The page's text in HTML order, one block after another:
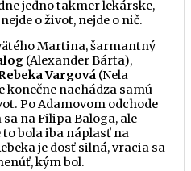
jedno takmer lekárske,
o život, nejde o nič.
Martina, šarmantný
(Alexander Bárta),
Vargová (Nela
konečne nachádza samú
Po Adamovom odchode
na Filipa Baloga, ale
bola iba náplasť na
je dosť silná, vracia sa
kým bol.